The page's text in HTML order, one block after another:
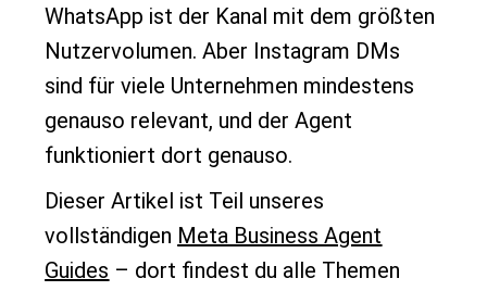
WhatsApp ist der Kanal mit dem größten
Nutzervolumen. Aber Instagram DMs
sind für viele Unternehmen mindestens
genauso relevant, und der Agent
funktioniert dort genauso.
Dieser Artikel ist Teil unseres
vollständigen Meta Business Agent
Guides – dort findest du alle Themen